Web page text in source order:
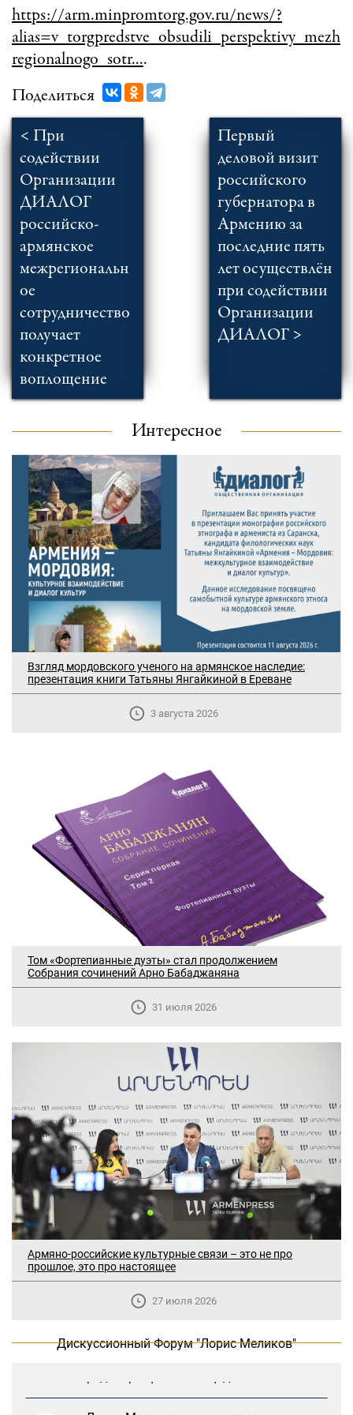
https://arm.minpromtorg.gov.ru/news/?
alias=v_torgpredstve_obsudili_perspektivy_mezh
regionalnogo_sotr....
Поделиться
< При
содействии
Организации
ДИАЛОГ
российско-
армянское
межрегиональн
ое
сотрудничество
получает
конкретное
воплощение
Первый
деловой визит
российского
губернатора в
Армению за
последние пять
лет осуществлён
при содействии
Организации
ДИАЛОГ >
Интересное
Взгляд мордовского ученого на армянское наследие:
презентация книги Татьяны Янгайкиной в Ереване
3 августа 2026
Том «Фортепианные дуэты» стал продолжением
Собрания сочинений Арно Бабаджаняна
31 июля 2026
Армяно-российские культурные связи – это не про
прошлое, это про настоящее
27 июля 2026
Дискуссионный Форум "Лорис Меликов"
В Москве прошло заседание
дискуссионного форума «Лорис
деятельность